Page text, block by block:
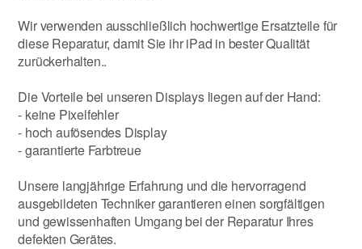
Wir verwenden ausschließlich hochwertige Ersatzteile für
diese Reparatur, damit Sie ihr iPad in bester Qualität
zurückerhalten..
Die Vorteile bei unseren Displays liegen auf der Hand:
- keine Pixelfehler
- hoch aufösendes Display
- garantierte Farbtreue
Unsere langjährige Erfahrung und die hervorragend
ausgebildeten Techniker garantieren einen sorgfältigen
und gewissenhaften Umgang bei der Reparatur Ihres
defekten Gerätes.